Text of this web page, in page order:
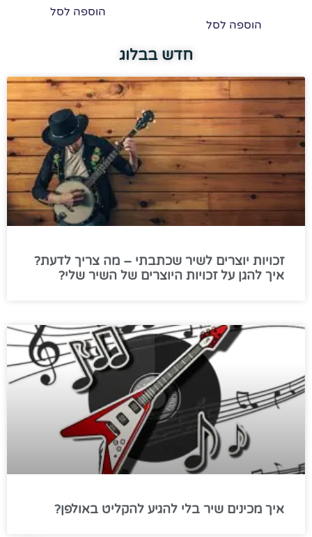
הוספה לסל
הוספה לסל
חדש בבלוג
זכויות יוצרים לשיר שכתבתי – מה צריך לדעת?
איך להגן על זכויות היוצרים של השיר שלי?
איך מכינים שיר בלי להגיע להקליט באולפן?